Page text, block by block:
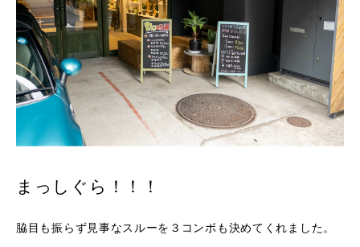
まっしぐら！！！
脇目も振らず見事なスルーを３コンボも決めてくれました。